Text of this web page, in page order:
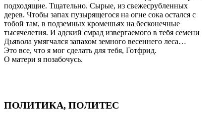
подходящие. Тщательно. Сырые, из свежесрубленных
дерев. Чтобы запах пузырящегося на огне сока остался с
тобой там, в подземных кромешьях на бесконечные
тысячелетия. И адский смрад извергаемого в тебя семени
Дьявола умягчался запахом земного весеннего леса…
Это все, что я мог сделать для тебя, Готфрид.
О матери я позабочусь.
ПОЛИТИКА, ПОЛИТЕС